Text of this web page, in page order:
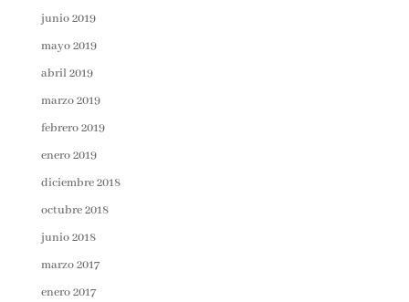
junio 2019
mayo 2019
abril 2019
marzo 2019
febrero 2019
enero 2019
diciembre 2018
octubre 2018
junio 2018
marzo 2017
enero 2017